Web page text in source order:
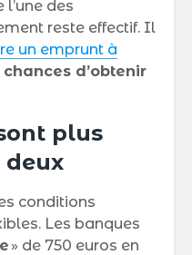
des
reste effectif. Il
un emprunt à
d’obtenir
plus
deux
conditions
Les banques
» de 750 euros en